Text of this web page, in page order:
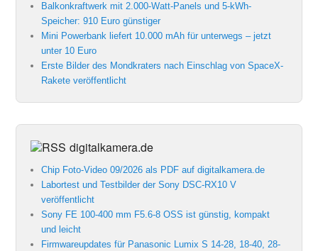
Balkonkraftwerk mit 2.000-Watt-Panels und 5-kWh-
Speicher: 910 Euro günstiger
Mini Powerbank liefert 10.000 mAh für unterwegs – jetzt
unter 10 Euro
Erste Bilder des Mondkraters nach Einschlag von SpaceX-
Rakete veröffentlicht
digitalkamera.de
Chip Foto-Video 09/2026 als PDF auf digitalkamera.de
Labortest und Testbilder der Sony DSC-RX10 V
veröffentlicht
Sony FE 100-400 mm F5.6-8 OSS ist günstig, kompakt
und leicht
Firmwareupdates für Panasonic Lumix S 14-28, 18-40, 28-